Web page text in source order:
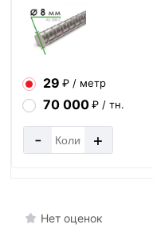
29 ₽ / метр
70 000₽ / тн.
- +
Нет оценок